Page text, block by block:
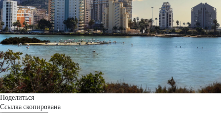
Поделиться
Ссылка скопирована